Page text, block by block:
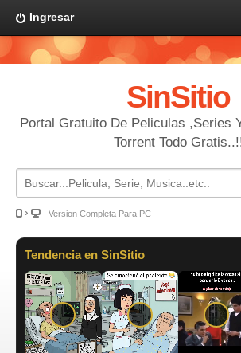
Ingresar
SinSitio
Portal Gratuito De Peliculas ,Series
Torrent Todo
Version Completa Para PC
Tendencia en SinSitio